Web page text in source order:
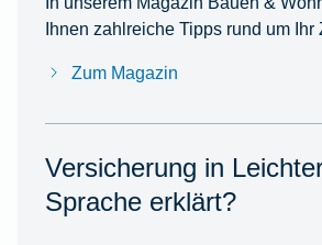
Ihnen zahlreiche Tipps rund um Ihr
Zum Magazin
Versicherung in
Sprache erklärt?